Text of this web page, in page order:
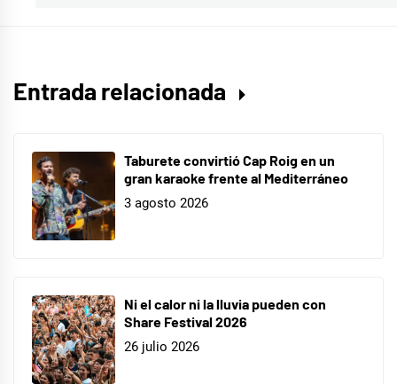
Primavera
Entrada relacionada
Taburete convirtió Cap Roig en un
gran karaoke frente al Mediterráneo
3 agosto 2026
Ni el calor ni la lluvia pueden con
Share Festival 2026
26 julio 2026